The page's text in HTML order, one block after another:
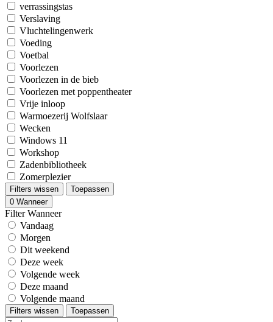
verrassingstas
Verslaving
Vluchtelingenwerk
Voeding
Voetbal
Voorlezen
Voorlezen in de bieb
Voorlezen met poppentheater
Vrije inloop
Warmoezerij Wolfslaar
Wecken
Windows 11
Workshop
Zadenbibliotheek
Zomerplezier
Filters wissen
Toepassen
0 Wanneer
Filter Wanneer
Vandaag
Morgen
Dit weekend
Deze week
Volgende week
Deze maand
Volgende maand
Filters wissen Toepassen